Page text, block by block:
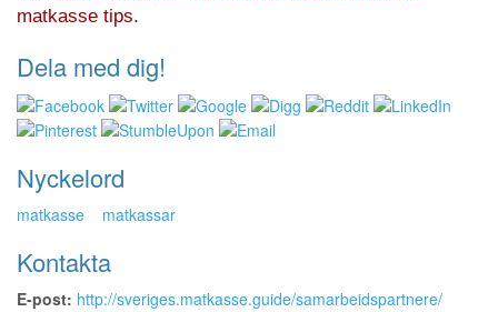
matkasse tips.
Dela med dig!
Nyckelord
matkasse matkassar
Kontakta
E-post: http://sveriges.matkasse.guide/samarbeidspartnere/